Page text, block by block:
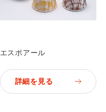
エスポアール
詳細を見る